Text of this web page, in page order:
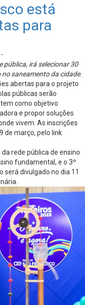
está
para
pública, irá selecionar 30
saneamento da cidade.
abertas para o projeto
públicas serão
como objetivo
e propor soluções
vivem. As inscrições
de março, pelo link
rede pública de ensino
fundamental, e o 3º
será divulgado no dia 11